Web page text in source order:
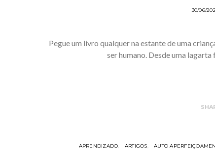
30/06/
Pegue um livro qualquer na estante de uma
ser humano. Desde uma
APRENDIZADO ARTIGOS AUTO